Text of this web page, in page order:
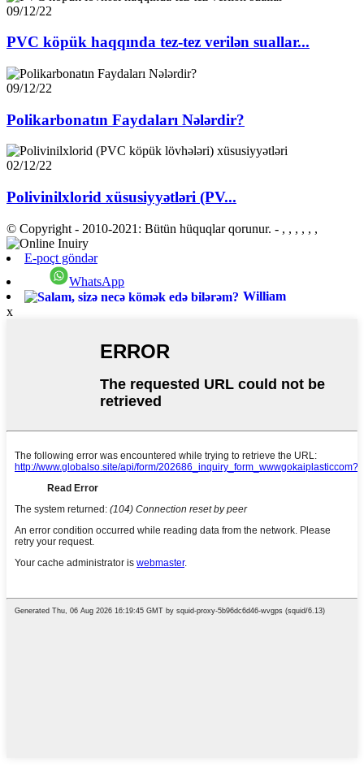
09/12/22
PVC köpük haqqında tez-tez verilən suallar...
09/12/22
Polikarbonatın Faydaları Nələrdir?
02/12/22
Polivinilxlorid xüsusiyyətləri (PV...
© Copyright - 2010-2021: Bütün hüquqlar qorunur. - , , , , , ,
E-poçt göndər
WhatsApp
William
x